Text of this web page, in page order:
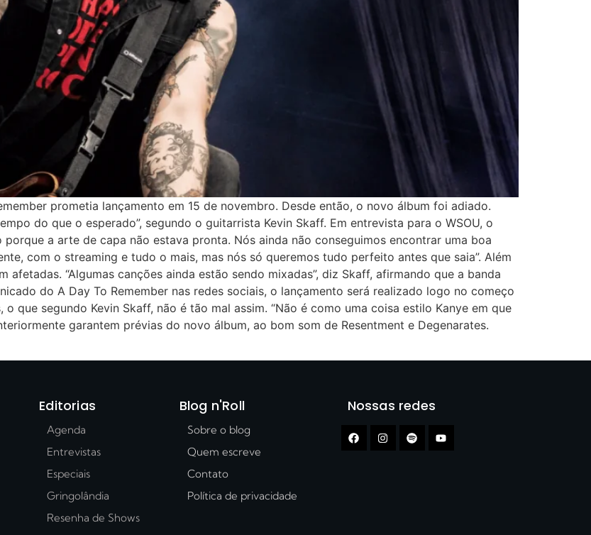
prometia lançamento em 15 de novembro. Desde então, o novo álbum foi adiado.
do que o esperado”, segundo o guitarrista Kevin Skaff. Em entrevista para o WSOU, o
a arte de capa não estava pronta. Nós ainda não conseguimos encontrar uma boa
com o streaming e tudo o mais, mas nós só queremos tudo perfeito antes que saia”. Além
“Algumas canções ainda estão sendo mixadas”, diz Skaff, afirmando que a banda
do A Day To Remember nas redes sociais, o lançamento será realizado logo no começo
que segundo Kevin Skaff, não é tão mal assim. “Não é como uma coisa estilo Kanye em que
garantem prévias do novo álbum, ao bom som de Resentment e Degenarates.
Editorias
Agenda
Entrevistas
Especiais
Gringolândia
Resenha de Shows
Blog n'Roll
Sobre o blog
Quem escreve
Contato
Política de privacidade
Nossas redes